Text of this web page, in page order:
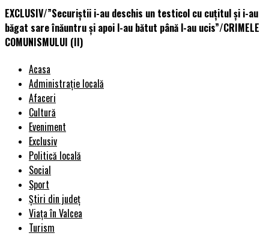
EXCLUSIV/”Securiștii i-au deschis un testicol cu cuțitul și i-au
băgat sare înăuntru și apoi l-au bătut până l-au ucis”/CRIMELE
COMUNISMULUI (II)
Acasa
Administrație locală
Afaceri
Cultură
Eveniment
Exclusiv
Politică locală
Social
Sport
Știri din județ
Viața în Valcea
Turism